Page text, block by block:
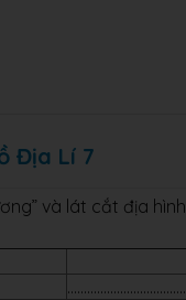
Địa Lí 7
và lát cắt địa